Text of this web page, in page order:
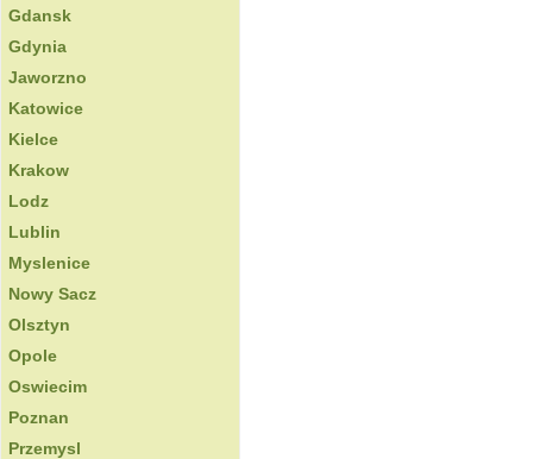
Gdansk
Gdynia
Jaworzno
Katowice
Kielce
Krakow
Lodz
Lublin
Myslenice
Nowy Sacz
Olsztyn
Opole
Oswiecim
Poznan
Przemysl